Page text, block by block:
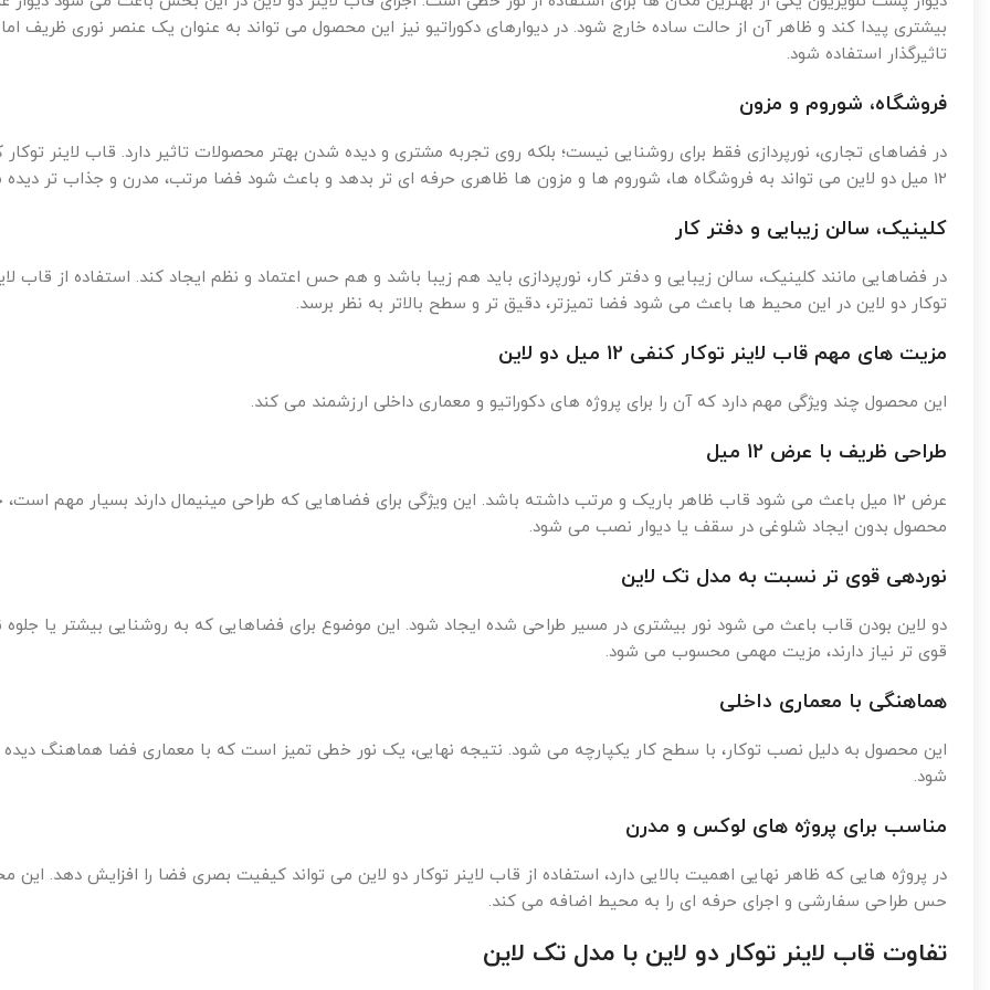
بیشتری پیدا کند و ظاهر آن از حالت ساده خارج شود. در دیوارهای دکوراتیو نیز این محصول می تواند به عنوان یک عنصر نوری ظریف اما
تاثیرگذار استفاده شود.
فروشگاه، شوروم و مزون
در فضاهای تجاری، نورپردازی فقط برای روشنایی نیست؛ بلکه روی تجربه مشتری و دیده شدن بهتر محصولات تاثیر دارد. قاب لاینر
12 میل دو لاین می تواند به فروشگاه ها، شوروم ها و مزون ها ظاهری حرفه ای تر بدهد و باعث شود فضا مرتب، مدرن و جذاب تر دیده شود.
کلینیک، سالن زیبایی و دفتر کار
در فضاهایی مانند کلینیک، سالن زیبایی و دفتر کار، نورپردازی باید هم زیبا باشد و هم حس اعتماد و نظم ایجاد کند. استفاده از قاب
توکار دو لاین در این محیط ها باعث می شود فضا تمیزتر، دقیق تر و سطح بالاتر به نظر برسد.
مزیت های مهم قاب لاینر توکار کنفی 12 میل دو لاین
این محصول چند ویژگی مهم دارد که آن را برای پروژه های دکوراتیو و معماری داخلی ارزشمند می کند.
طراحی ظریف با عرض 12 میل
عرض 12 میل باعث می شود قاب ظاهر باریک و مرتب داشته باشد. این ویژگی برای فضاهایی که طراحی مینیمال دارند بسیار مهم
محصول بدون ایجاد شلوغی در سقف یا دیوار نصب می شود.
نوردهی قوی تر نسبت به مدل تک لاین
دو لاین بودن قاب باعث می شود نور بیشتری در مسیر طراحی شده ایجاد شود. این موضوع برای فضاهایی که به روشنایی بیشتر یا جلوه
قوی تر نیاز دارند، مزیت مهمی محسوب می شود.
هماهنگی با معماری داخلی
این محصول به دلیل نصب توکار، با سطح کار یکپارچه می شود. نتیجه نهایی، یک نور خطی تمیز است که با معماری فضا هماهنگ
شود.
مناسب برای پروژه های لوکس و مدرن
در پروژه هایی که ظاهر نهایی اهمیت بالایی دارد، استفاده از قاب لاینر توکار دو لاین می تواند کیفیت بصری فضا را افزایش دهد. این
حس طراحی سفارشی و اجرای حرفه ای را به محیط اضافه می کند.
تفاوت قاب لاینر توکار دو لاین با مدل تک لاین